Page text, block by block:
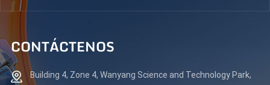
trabajo fluido y eficiente. Actualice su espacio de trabajo
CONTÁCTENOS
Building 4, Zone 4, Wanyang Science and Technology Park,